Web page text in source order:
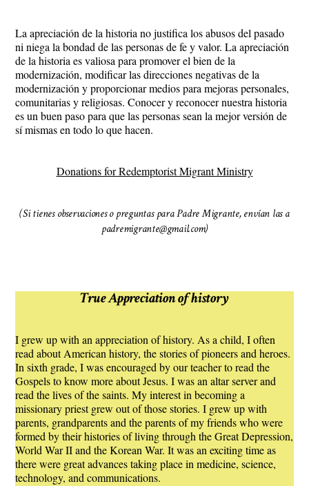
La apreciación de la historia no justifica los abusos del pasado
ni niega la bondad de las personas de fe y valor. La apreciación
de la historia es valiosa para promover el bien de la
modernización, modificar las direcciones negativas de la
modernización y proporcionar medios para mejoras personales,
comunitarias y religiosas. Conocer y reconocer nuestra historia
es un buen paso para que las personas sean la mejor versión de
sí mismas en todo lo que hacen.
Donations for Redemptorist Migrant Ministry
(Si tienes observaciones o preguntas para Padre Migrante, envían las a
padremigrante@gmail.com)
True Appreciation of history
I grew up with an appreciation of history. As a child, I often
read about American history, the stories of pioneers and heroes.
In sixth grade, I was encouraged by our teacher to read the
Gospels to know more about Jesus. I was an altar server and
read the lives of the saints. My interest in becoming a
missionary priest grew out of those stories. I grew up with
parents, grandparents and the parents of my friends who were
formed by their histories of living through the Great Depression,
World War II and the Korean War. It was an exciting time as
there were great advances taking place in medicine, science,
technology, and communications.